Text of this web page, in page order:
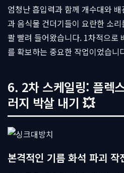
엄청난 흡입력과 함께 개수대와
과 음식물 건더기들이 요란한 소
콸 빨려 들어왔습니다. 1차적으로
를 확보하는 중요한 작업이었습니
6. 2차 스케일링: 플렉
러지 박살 내기 💥
본격적인 기름 화석 파괴 작